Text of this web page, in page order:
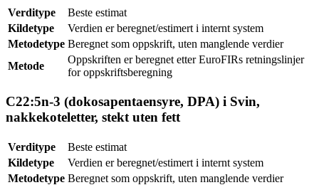
Verditype
Beste estimat
Kildetype
Verdien er beregnet/estimert i internt system
Metodetype Beregnet som oppskrift, uten manglende verdier
Metode
Oppskriften er beregnet etter EuroFIRs retningslinjer
for oppskriftsberegning
C22:5n-3 (dokosapentaensyre, DPA) i Svin,
nakkekoteletter, stekt uten fett
Verditype
Beste estimat
Kildetype
Verdien er beregnet/estimert i internt system
Metodetype Beregnet som oppskrift, uten manglende verdier